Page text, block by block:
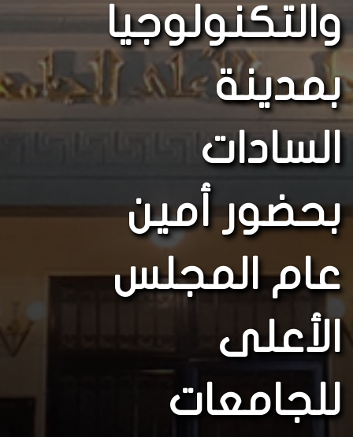
والتكنولوجيا
بمدينة
السادات
بحضور أمين
عام المجلس
الأعلى
للجامعات